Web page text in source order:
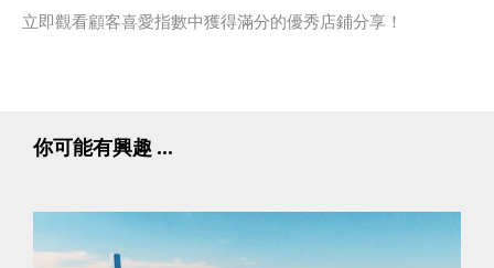
立即觀看顧客喜愛指數中獲得滿分的優秀店鋪分享！
你可能有興趣 ...